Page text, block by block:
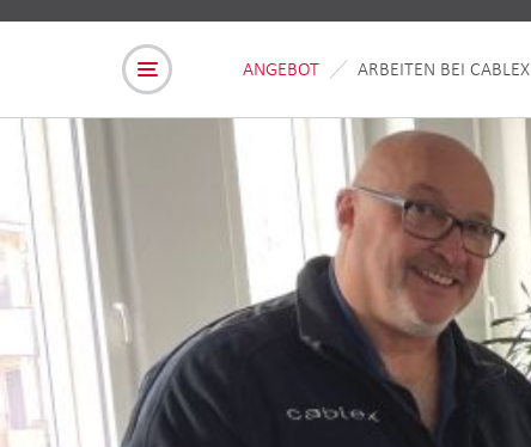
ANGEBOT ARBEITEN BEI CABLEX